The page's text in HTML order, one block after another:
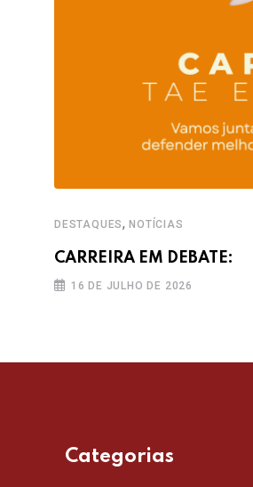
DESTAQUES,NOTÍCIAS
CARREIRA EM DEBATE:
16 DE JULHO DE 2026
Categorias